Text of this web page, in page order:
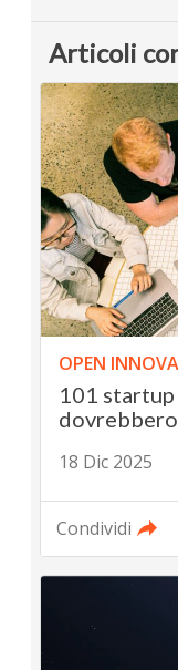
Articoli
OPEN
101
18 Dic 2025
Condividi